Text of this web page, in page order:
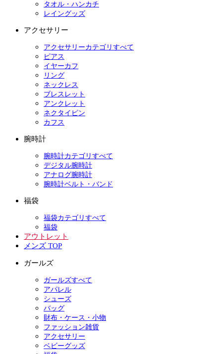
タオル・ハンカチ
レイングッズ
アクセサリー
アクセサリーカテゴリすべて
ピアス
イヤーカフ
リング
ネックレス
ブレスレット
アンクレット
ネクタイピン
カフス
腕時計
腕時計カテゴリすべて
デジタル腕時計
アナログ腕時計
腕時計ベルト・バンド
福袋
福袋カテゴリすべて
福袋
アウトレット
メンズ TOP
ガールズ
ガールズすべて
アパレル
シューズ
バッグ
財布・ケース・小物
ファッション雑貨
アクセサリー
ベビーグッズ